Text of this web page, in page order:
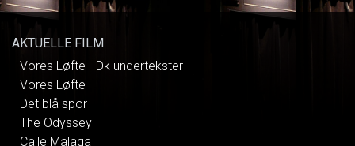
AKTUELLE FILM
Vores Løfte - Dk undertekster
Vores Løfte
Det blå spor
The Odyssey
Calle Malaga